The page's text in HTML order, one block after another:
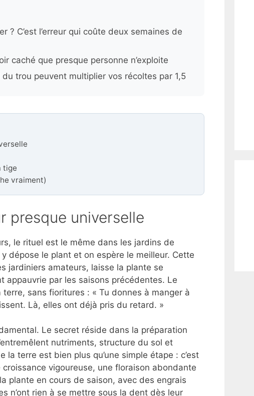
? C’est l’erreur qui coûte deux semaines de
caché que presque personne n’exploite
trou peuvent multiplier vos récoltes par 1,5
tige
vraiment)
presque universelle
le rituel est le même dans les jardins de
dépose le plant et on espère le meilleur. Cette
jardiniers amateurs, laisse la plante se
appauvrie par les saisons précédentes. Le
terre, sans fioritures : « Tu donnes à manger à
Là, elles ont déjà pris du retard. »
Le secret réside dans la préparation
nutriments, structure du sol et
terre est bien plus qu’une simple étape : c’est
vigoureuse, une floraison abondante
plante en cours de saison, avec des engrais
n’ont rien à se mettre sous la dent dès leur